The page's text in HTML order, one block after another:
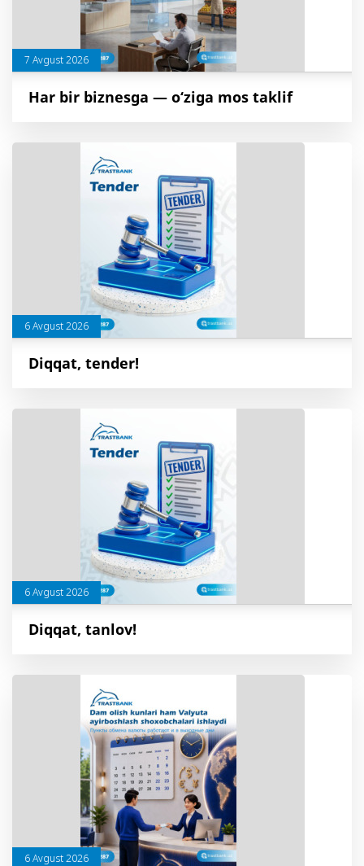
7 Avgust 2026
Har bir biznesga — o‘ziga mos taklif
6 Avgust 2026
Diqqat, tender!
6 Avgust 2026
Diqqat, tanlov!
6 Avgust 2026